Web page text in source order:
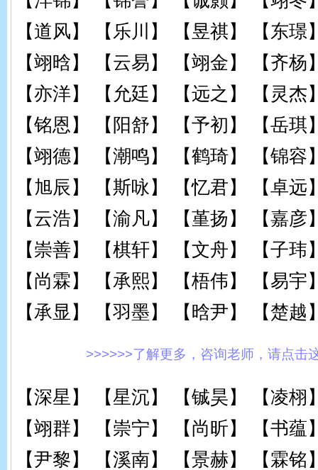
【道风】 【乐川】 【昱祺】 【东璟
【翊晗】 【云易】 【翊金】 【齐杨
【亦洋】 【允廷】 【远之】 【灵杰
【铭恩】 【阳舒】 【予初】 【岳琪
【翊德】 【潮鸣】 【鹤琦】 【锦容
【旭辰】 【斯咏】 【忆君】 【卓远
【云浩】 【渝凡】 【堇扬】 【嘉彦
【崇善】 【棋轩】 【文舟】 【子玮
【尚霖】 【承熙】 【梧伟】 【易宇
【承显】 【羽墨】 【晗尹】 【楚越
>>>>>>了解更多，咨询老师，请点击
【深星】 【星沉】 【铖昊】 【凌栩
【翊群】 【崇宁】 【尚昕】 【书蕴
【尹黎】 【溪南】 【景赫】 【霖铭